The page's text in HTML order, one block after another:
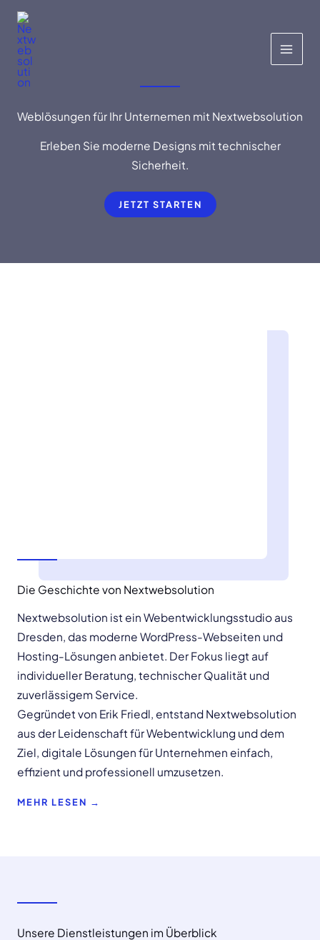
Zum
Inhalt
springen
Weblösungen für Ihr Unternemen mit Nextwebsolution
Erleben Sie moderne Designs mit technischer
Sicherheit.
JETZT STARTEN
Die Geschichte von Nextwebsolution
Nextwebsolution ist ein Webentwicklungsstudio aus
Dresden, das moderne WordPress-Webseiten und
Hosting-Lösungen anbietet. Der Fokus liegt auf
individueller Beratung, technischer Qualität und
zuverlässigem Service.
Gegründet von Erik Friedl, entstand Nextwebsolution
aus der Leidenschaft für Webentwicklung und dem
Ziel, digitale Lösungen für Unternehmen einfach,
effizient und professionell umzusetzen.
MEHR LESEN →
Unsere Dienstleistungen im Überblick